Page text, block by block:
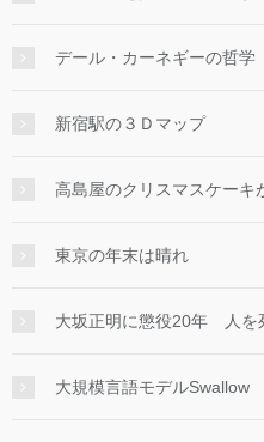
デール・カーネギーの哲学
新宿駅の３Ｄマップ
高島屋のクリスマスケーキ
東京の年末は晴れ
大坂正明に懲役20年 人を
大規模言語モデルSwallow